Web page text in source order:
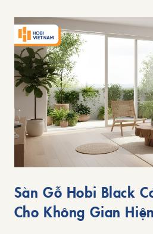
Sàn Gỗ Hobi Black
Cho Không Gian